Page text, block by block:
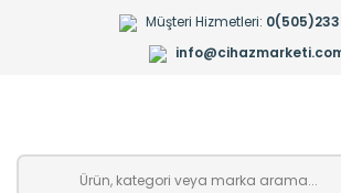
Müşteri Hizmetleri: